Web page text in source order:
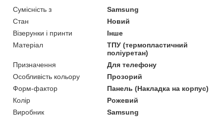
Сумісність з
Samsung
Стан
Новий
Візерунки і принти
Інше
Матеріал
ТПУ (термопластичний
поліуретан)
Призначення
Для телефону
Особливість кольору
Прозорий
Форм-фактор
Панель (Накладка на корпус)
Колір
Рожевий
Виробник
Samsung